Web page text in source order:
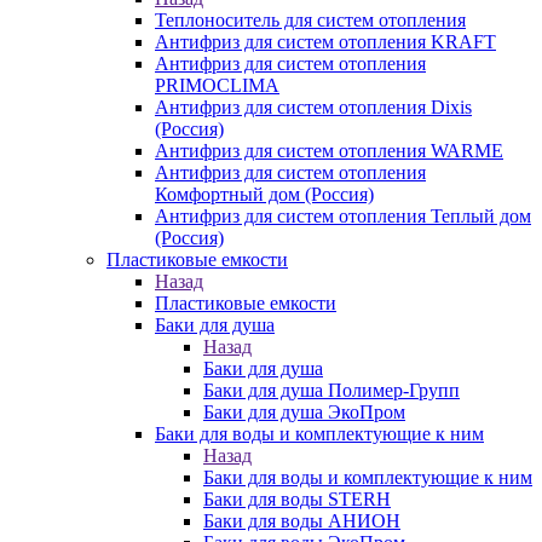
Теплоноситель для систем отопления
Антифриз для систем отопления KRAFT
Антифриз для систем отопления
PRIMOCLIMA
Антифриз для систем отопления Dixis
(Россия)
Антифриз для систем отопления WARME
Антифриз для систем отопления
Комфортный дом (Россия)
Антифриз для систем отопления Теплый дом
(Россия)
Пластиковые емкости
Назад
Пластиковые емкости
Баки для душа
Назад
Баки для душа
Баки для душа Полимер-Групп
Баки для душа ЭкоПром
Баки для воды и комплектующие к ним
Назад
Баки для воды и комплектующие к ним
Баки для воды STERH
Баки для воды АНИОН